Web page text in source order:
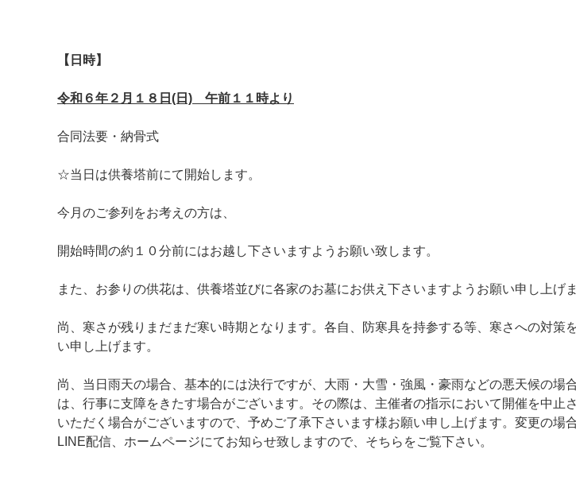
【日時】
令和６年２月１８日(日) 午前１１時より
合同法要・納骨式
☆当日は供養塔前にて開始します。
今月のご参列をお考えの方は、
開始時間の約１０分前にはお越し下さいますようお願い致します。
また、お参りの供花は、供養塔並びに各家のお墓にお供え下さいますようお願い申し上げま
尚、寒さが残りまだまだ寒い時期となります。各自、防寒具を持参する等、寒さへの対策
い申し上げます。
尚、当日雨天の場合、基本的には決行ですが、大雨・大雪・強風・豪雨などの悪天候の場
は、行事に支障をきたす場合がございます。その際は、主催者の指示において開催を中止
いただく場合がございますので、予めご了承下さいます様お願い申し上げます。変更の場合
LINE配信、ホームページにてお知らせ致しますので、そちらをご覧下さい。